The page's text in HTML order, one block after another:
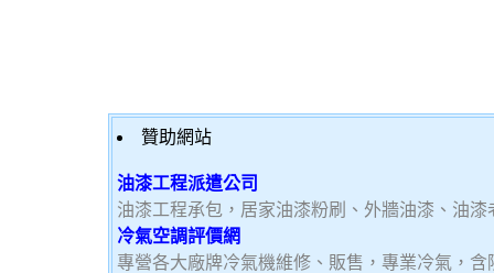
贊助網站
油漆工程派遣公司
油漆工程承包，居家油漆粉刷、外牆油漆、油
冷氣空調評價網
專營各大廠牌冷氣機維修、販售，專業冷氣，